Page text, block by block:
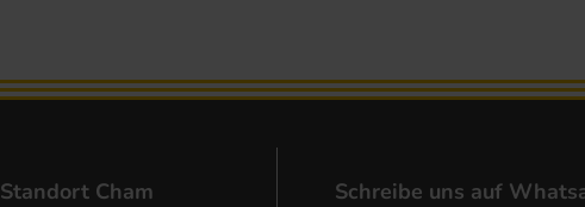
Standort Cham Schreibe uns auf